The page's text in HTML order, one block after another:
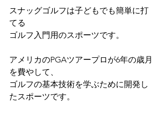
スナッグゴルフは子どもでも簡単に打
てる
ゴルフ入門用のスポーツです。
アメリカのPGAツアープロが6年の歳月
を費やして、
ゴルフの基本技術を学ぶために開発し
たスポーツです。